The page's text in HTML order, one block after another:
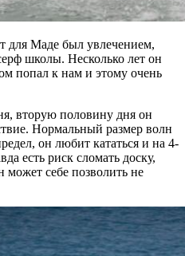
для Маде был увлечением,
школы. Несколько лет он
попал к нам и этому очень
вторую половину дня он
Нормальный размер волн
он любит кататься и на 4-
есть риск сломать доску,
может себе позволить не